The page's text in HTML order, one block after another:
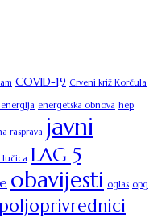
COVID-19 Crveni križ Korčula
energetska obnova hep
rasprava javni
lučica LAG 5
obavijesti oglas opg
poljoprivrednici